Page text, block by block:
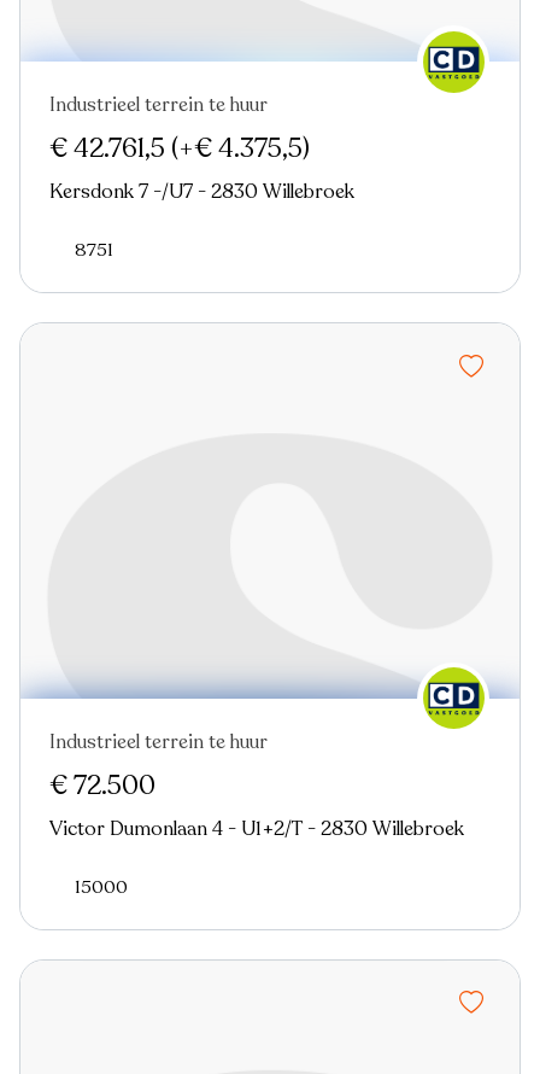
Virtual tour
Industrieel terrein te huur
€ 42.761,5 (+€ 4.375,5)
Kersdonk 7 -/U7 - 2830 Willebroek
8751
Virtual tour
Industrieel terrein te huur
€ 72.500
Victor Dumonlaan 4 - U1+2/T - 2830 Willebroek
15000